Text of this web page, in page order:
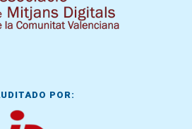
POR: